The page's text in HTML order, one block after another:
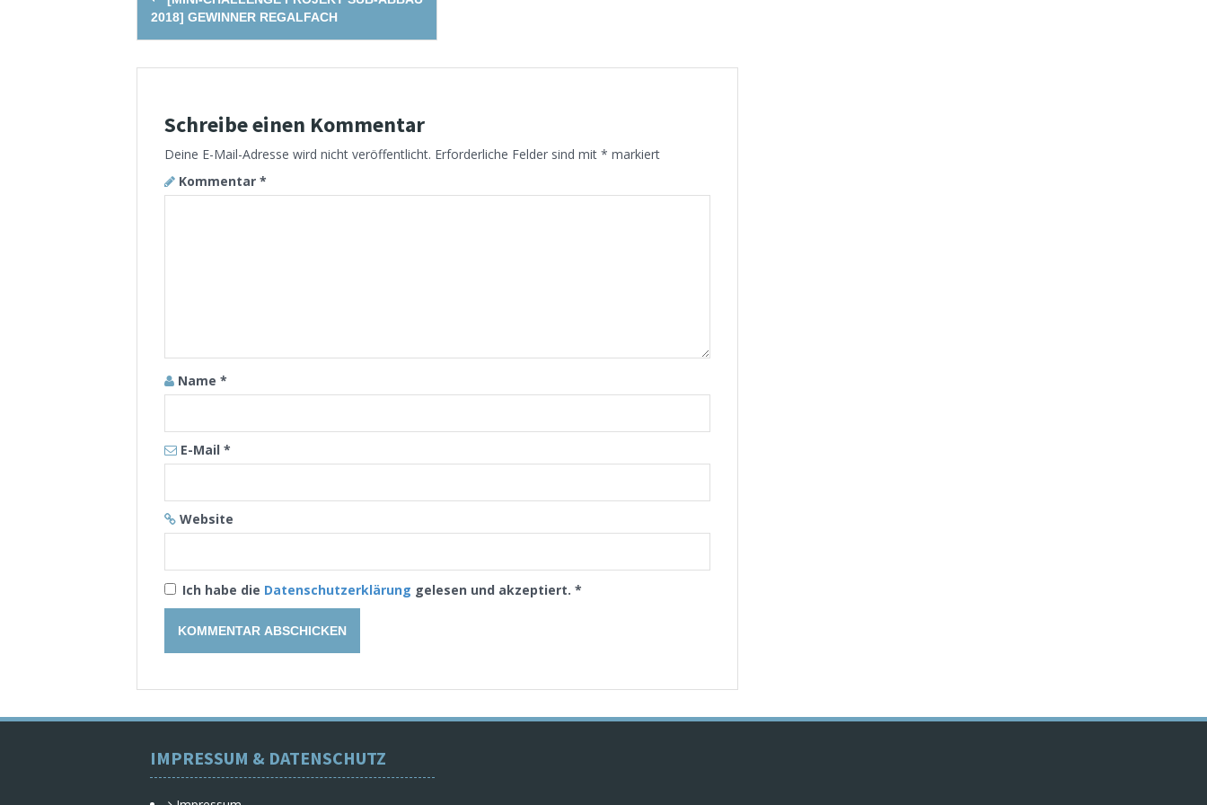
navigation
2018] GEWINNER REGALFACH
Schreibe einen Kommentar
Deine E-Mail-Adresse wird nicht veröffentlicht. Erforderliche Felder sind mit * markiert
Kommentar *
Name *
E-Mail *
Website
Ich habe die Datenschutzerklärung gelesen und akzeptiert. *
IMPRESSUM & DATENSCHUTZ